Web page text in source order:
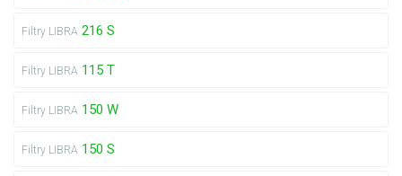
Filtry LIBRA 216 S
Filtry LIBRA 115 T
Filtry LIBRA 150 W
Filtry LIBRA 150 S